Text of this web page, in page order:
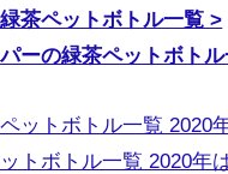
茶ペットボトル一覧 >
ーの緑茶ペットボト
ペットボトル一覧 2020
ットボトル一覧 2020年